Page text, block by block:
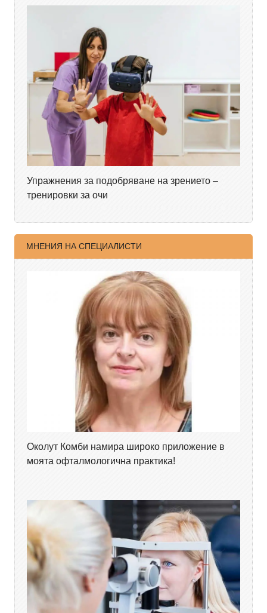
Упражнения за подобряване на зрението –
тренировки за очи
МНЕНИЯ НА СПЕЦИАЛИСТИ
Околут Комби намира широко приложение в
моята офталмологична практика!